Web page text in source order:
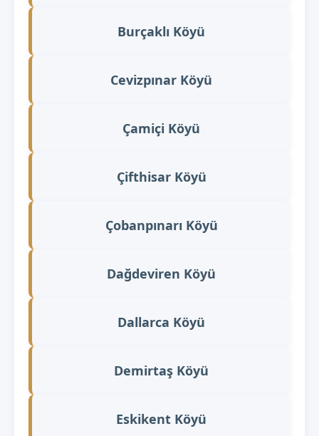
Burçaklı Köyü
Cevizpınar Köyü
Çamiçi Köyü
Çifthisar Köyü
Çobanpınarı Köyü
Dağdeviren Köyü
Dallarca Köyü
Demirtaş Köyü
Eskikent Köyü